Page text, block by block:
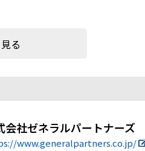
る
会社ゼネラルパートナーズ
www.generalpartners.co.jp/